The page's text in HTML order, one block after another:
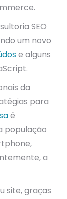
SEO
um novo
e alguns
da
para
é
população
a
site, graças